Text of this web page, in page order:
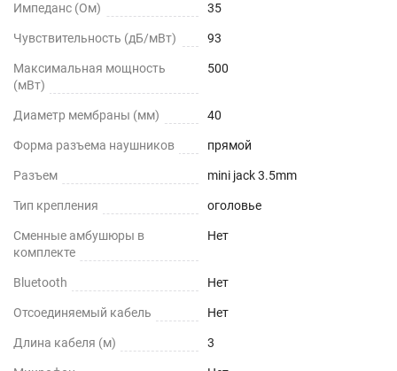
Импеданс (Ом) 35
Чувствительность (дБ/мВт) 93
Максимальная мощность
(мВт)
500
Диаметр мембраны (мм) 40
Форма разъема наушников прямой
Разъем mini jack 3.5mm
Тип крепления оголовье
Сменные амбушюры в
комплекте
Нет
Bluetooth Нет
Отсоединяемый кабель Нет
Длина кабеля (м) 3